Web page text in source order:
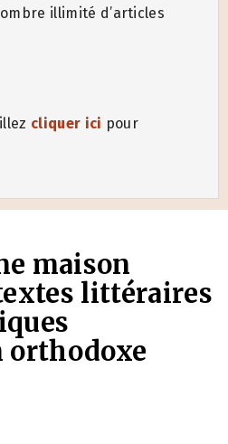
illimité d’articles
cliquer ici pour
maison
littéraires
orthodoxe